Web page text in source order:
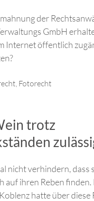
der
GmbH
öffentlich
Fotorecht
trotz
nicht verhindern, dass
ihren Reben
hatte über diese